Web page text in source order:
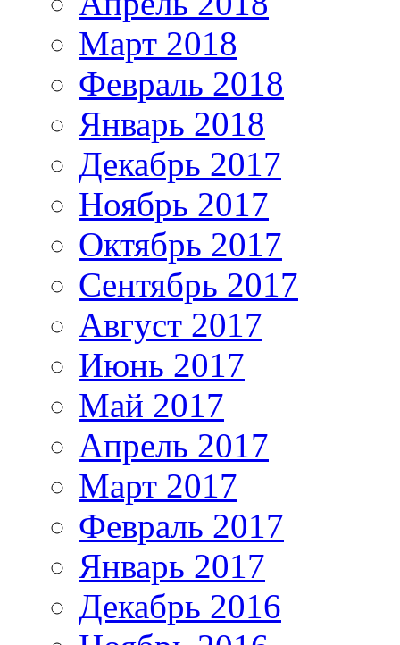
Март 2018
Февраль 2018
Январь 2018
Декабрь 2017
Ноябрь 2017
Октябрь 2017
Сентябрь 2017
Август 2017
Июнь 2017
Май 2017
Апрель 2017
Март 2017
Февраль 2017
Январь 2017
Декабрь 2016